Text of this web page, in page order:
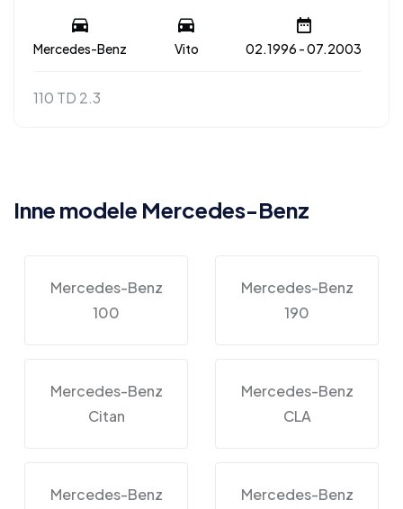
Mercedes-Benz Vito 02.1996 - 07.2003
110 TD 2.3
Inne modele Mercedes-Benz
Mercedes-Benz
100
Mercedes-Benz
190
Mercedes-Benz
Citan
Mercedes-Benz
CLA
Mercedes-Benz
Mercedes-Benz